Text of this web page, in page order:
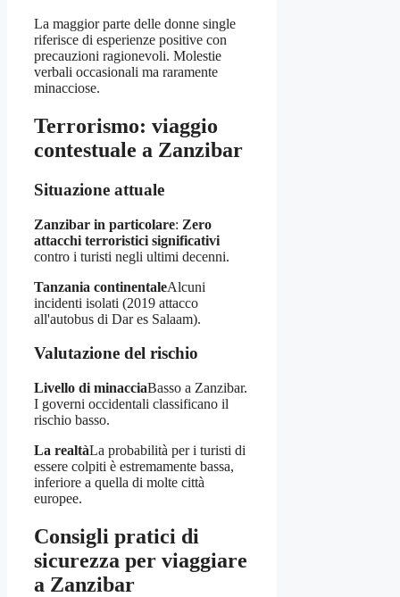
La maggior parte delle donne single
riferisce di esperienze positive con
precauzioni ragionevoli. Molestie
verbali occasionali ma raramente
minacciose.
Terrorismo: viaggio
contestuale a Zanzibar
Situazione attuale
Zanzibar in particolare: Zero
attacchi terroristici significativi
contro i turisti negli ultimi decenni.
Tanzania continentaleAlcuni
incidenti isolati (2019 attacco
all'autobus di Dar es Salaam).
Valutazione del rischio
Livello di minacciaBasso a Zanzibar.
I governi occidentali classificano il
rischio basso.
La realtàLa probabilità per i turisti di
essere colpiti è estremamente bassa,
inferiore a quella di molte città
europee.
Consigli pratici di
sicurezza per viaggiare
a Zanzibar